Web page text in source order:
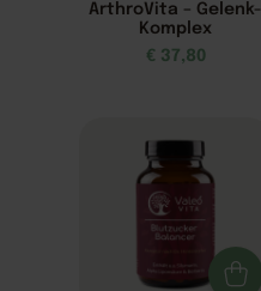
ArthroVita – Gelenk-
Komplex
€ 37,80